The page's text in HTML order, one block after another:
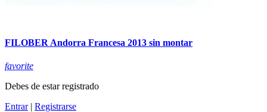
FILOBER Andorra Francesa 2013 sin montar
favorite
Debes de estar registrado
Entrar| Registrarse